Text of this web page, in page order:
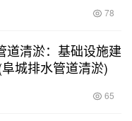
78
道清淤：基础设施建
城排水管道清淤)
65